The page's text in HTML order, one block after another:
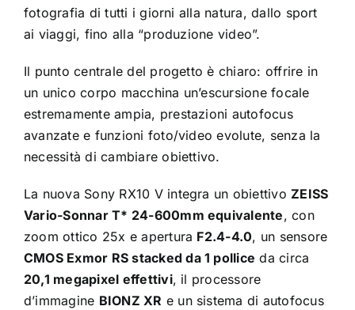
fotografia di tutti i giorni alla natura, dallo sport
ai viaggi, fino alla “produzione video”.
Il punto centrale del progetto è chiaro: offrire in
un unico corpo macchina un’escursione focale
estremamente ampia, prestazioni autofocus
avanzate e funzioni foto/video evolute, senza la
necessità di cambiare obiettivo.
La nuova Sony RX10 V integra un obiettivoZEISS
Vario-Sonnar T* 24-600mm equivalente, con
zoom ottico 25x e apertura F2.4-4.0, un sensore
CMOS Exmor RS stacked da 1 pollice da circa
20,1 megapixel effettivi, il processore
d’immagine BIONZ XR e un sistema di autofocus